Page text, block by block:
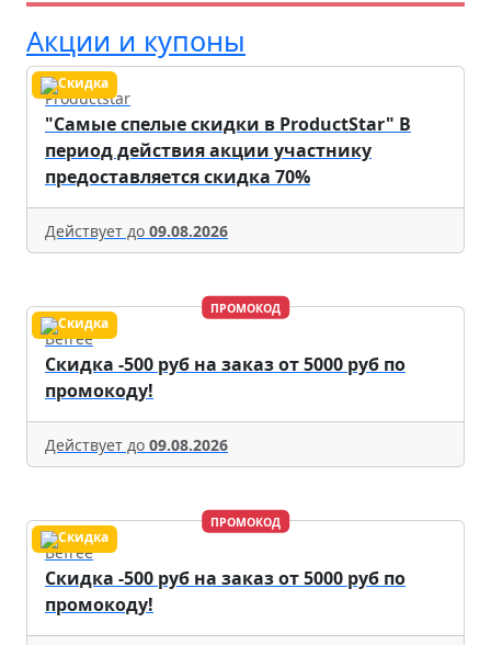
Акции и купоны
Productstar
"Самые спелые скидки в ProductStar" В
период действия акции участнику
предоставляется скидка 70%
Действует до 09.08.2026
ПРОМОКОД
Befree
Скидка -500 руб на заказ от 5000 руб по
промокоду!
Действует до 09.08.2026
ПРОМОКОД
Befree
Скидка -500 руб на заказ от 5000 руб по
промокоду!